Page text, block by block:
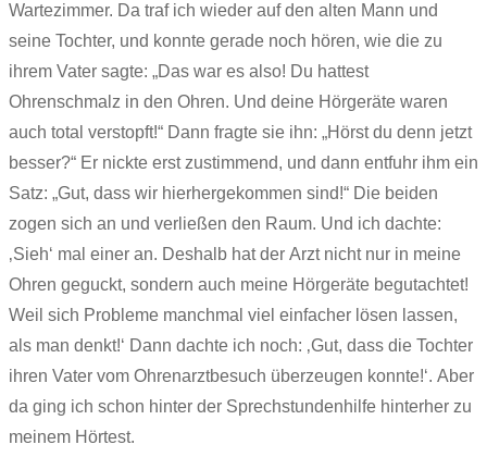
Wartezimmer. Da traf ich wieder auf den alten Mann und
seine Tochter, und konnte gerade noch hören, wie die zu
ihrem Vater sagte: „Das war es also! Du hattest
Ohrenschmalz in den Ohren. Und deine Hörgeräte waren
auch total verstopft!“ Dann fragte sie ihn: „Hörst du denn jetzt
besser?“ Er nickte erst zustimmend, und dann entfuhr ihm ein
Satz: „Gut, dass wir hierhergekommen sind!“ Die beiden
zogen sich an und verließen den Raum. Und ich dachte:
‚Sieh‘ mal einer an. Deshalb hat der Arzt nicht nur in meine
Ohren geguckt, sondern auch meine Hörgeräte begutachtet!
Weil sich Probleme manchmal viel einfacher lösen lassen,
als man denkt!‘ Dann dachte ich noch: ‚Gut, dass die Tochter
ihren Vater vom Ohrenarztbesuch überzeugen konnte!‘. Aber
da ging ich schon hinter der Sprechstundenhilfe hinterher zu
meinem Hörtest.